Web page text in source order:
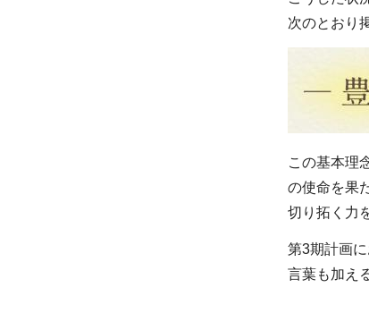
次のとおり
この基本理
の使命を果
切り拓く力
第3期計画
言葉も加え